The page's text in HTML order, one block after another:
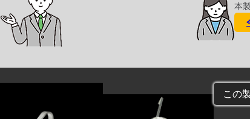
本
この